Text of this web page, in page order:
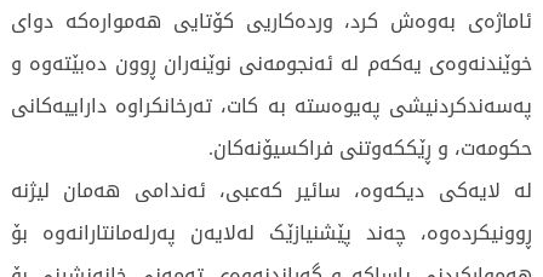
ئاماژەی بەوەش کرد، وردەکاریی کۆتایی هەموارەکە دوای
خوێندنەوەی یەکەم لە ئەنجومەنی نوێنەران ڕوون دەبێتەوە و
پەسەندکردنیشی پەیوەستە بە کات، تەرخانکراوە داراییەکانی
حکومەت، و ڕێککەوتنی فراکسیۆنەکان.
لە لایەکی دیکەوە، سائیر کەعبی، ئەندامی هەمان لیژنە
ڕوونیکردەوە، چەند پێشنیازێک لەلایەن پەرلەمانتارانەوە بۆ